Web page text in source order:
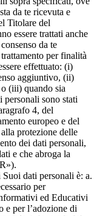
da te ricevuta e
Titolare del
essere trattati anche
da te
per finalità
effettuato: (i)
aggiuntivo, (ii)
(iii) quando sia
sono stati
4, del
europeo e del
protezione delle
dei dati personali,
e che abroga la
dati personali è: a.
per
ed Educativi
e per l’adozione di